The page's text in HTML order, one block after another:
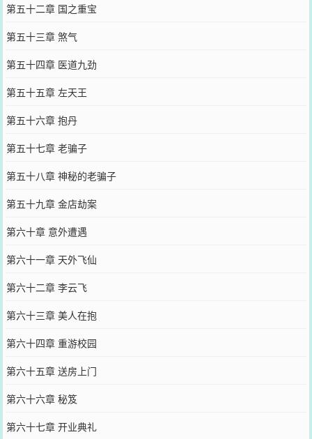
第五十二章 国之重宝
第五十三章 煞气
第五十四章 医道九劲
第五十五章 左天王
第五十六章 抱丹
第五十七章 老骗子
第五十八章 神秘的老骗子
第五十九章 金店劫案
第六十章 意外遭遇
第六十一章 天外飞仙
第六十二章 李云飞
第六十三章 美人在抱
第六十四章 重游校园
第六十五章 送房上门
第六十六章 秘笈
第六十七章 开业典礼